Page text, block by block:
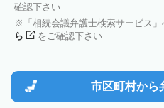
確認下さい
「相続会議弁護士検索サービス
ら
をご確認下さい
市区町村から